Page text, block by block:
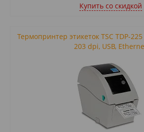
Купить cо скидкой
Термопринтер этикеток TSC TDP-
203 dpi, USB,